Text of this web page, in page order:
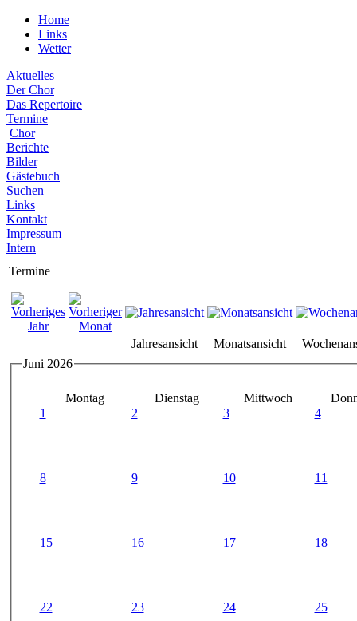
Home
Links
Wetter
Aktuelles
Der Chor
Das Repertoire
Termine
Chor
Berichte
Bilder
Gästebuch
Suchen
Links
Kontakt
Impressum
Intern
Termine
Jahresansicht Monatsansicht
Juni 2026
Montag Dienstag Mittwoch
1
2 3 4
8 9 10 11
15 16 17 18
22 23 24 25